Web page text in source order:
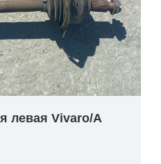
левая Vivaro/A